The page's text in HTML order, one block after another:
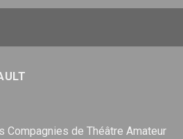
Compagnies de Théâtre Amateur